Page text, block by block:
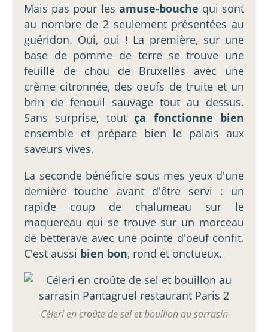
Mais pas pour les amuse-bouche qui sont
au nombre de 2 seulement présentées au
guéridon. Oui, oui ! La première, sur une
base de pomme de terre se trouve une
feuille de chou de Bruxelles avec une
crème citronnée, des oeufs de truite et un
brin de fenouil sauvage tout au dessus.
Sans surprise, toutça fonctionne bien
ensemble et prépare bien le palais aux
saveurs vives.
La seconde bénéficie sous mes yeux d'une
dernière touche avant d'être servi : un
rapide coup de chalumeau sur le
maquereau qui se trouve sur un morceau
de betterave avec une pointe d'oeuf confit.
C'est aussi bien bon, rond et onctueux.
Céleri en croûte de sel et bouillon au sarrasin